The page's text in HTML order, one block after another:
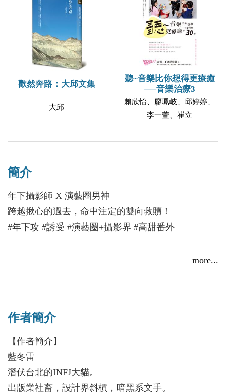
歡然奔路：大邱文集
大邱
聽~音樂比你想得更療癒
──音樂治療3
賴欣怡、廖珮岐、邱婷婷、
李一萱、崔立
簡介
年下攝影師 X 演藝圈男神
跨越揪心的過去，命中注定的雙向救贖！
#年下攻 #誘受 #演藝圈+攝影界 #高甜番外
攝影師林少人自幼背負駭人的祕密，一直疏離而低調
竟是息影後復出的演藝圈男神林勁——刷地一下，林
著冰冷無助的林勁。
演藝圈男神林勁，因作家前男友自殺身亡而息影。得
知消息的那個大雨夜，他渾身溼透、仿若一具僅剩悲
傷的空殼，卻忽然被一個陌生人擁進懷裡。或許是緣
分將他們綁在一起，又或許是命定，在復出的記者會
more...
作者簡介
【作者簡介】
藍冬雷
潛伏台北的INFJ大貓。
出版業社畜，設計界斜槓，暗黑系文手。